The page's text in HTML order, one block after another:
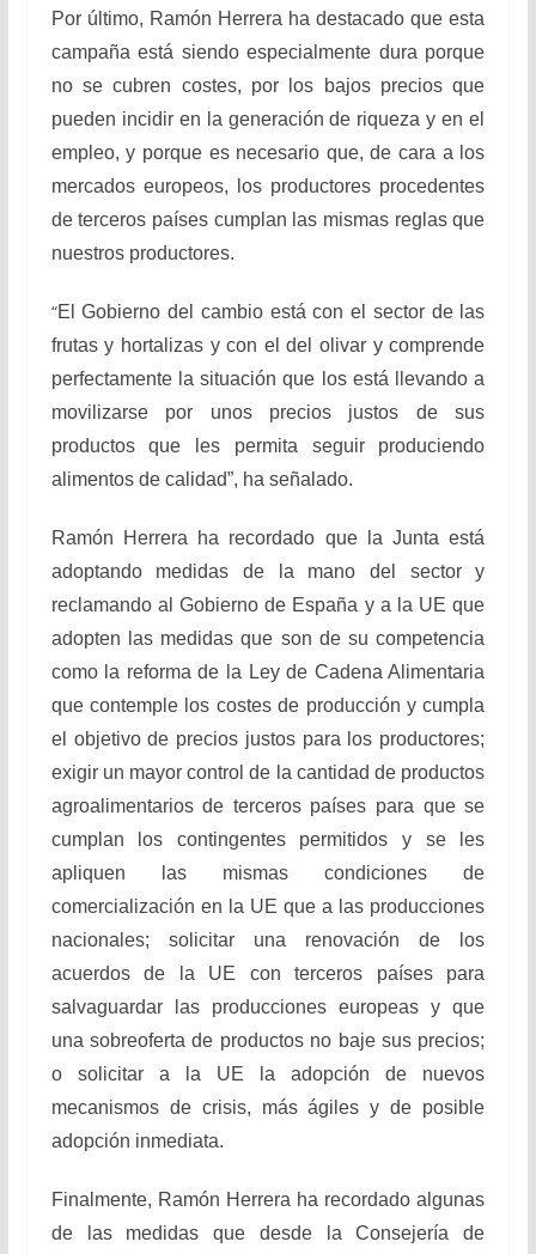
Por último, Ramón Herrera ha destacado que esta
campaña está siendo especialmente dura porque
no se cubren costes, por los bajos precios que
pueden incidir en la generación de riqueza y en el
empleo, y porque es necesario que, de cara a los
mercados europeos, los productores procedentes
de terceros países cumplan las mismas reglas que
nuestros productores.
“El Gobierno del cambio está con el sector de las
frutas y hortalizas y con el del olivar y comprende
perfectamente la situación que los está llevando a
movilizarse por unos precios justos de sus
productos que les permita seguir produciendo
alimentos de calidad”, ha señalado.
Ramón Herrera ha recordado que la Junta está
adoptando medidas de la mano del sector y
reclamando al Gobierno de España y a la UE que
adopten las medidas que son de su competencia
como la reforma de la Ley de Cadena Alimentaria
que contemple los costes de producción y cumpla
el objetivo de precios justos para los productores;
exigir un mayor control de la cantidad de productos
agroalimentarios de terceros países para que se
cumplan los contingentes permitidos y se les
apliquen las mismas condiciones de
comercialización en la UE que a las producciones
nacionales; solicitar una renovación de los
acuerdos de la UE con terceros países para
salvaguardar las producciones europeas y que
una sobreoferta de productos no baje sus precios;
o solicitar a la UE la adopción de nuevos
mecanismos de crisis, más ágiles y de posible
adopción inmediata.
Finalmente, Ramón Herrera ha recordado algunas
de las medidas que desde la Consejería de